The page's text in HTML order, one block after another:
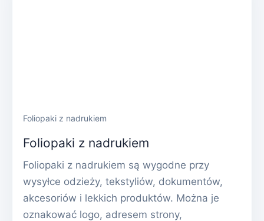
Foliopaki z nadrukiem
Foliopaki z nadrukiem
Foliopaki z nadrukiem są wygodne przy
wysyłce odzieży, tekstyliów, dokumentów,
akcesoriów i lekkich produktów. Można je
oznakować logo, adresem strony,